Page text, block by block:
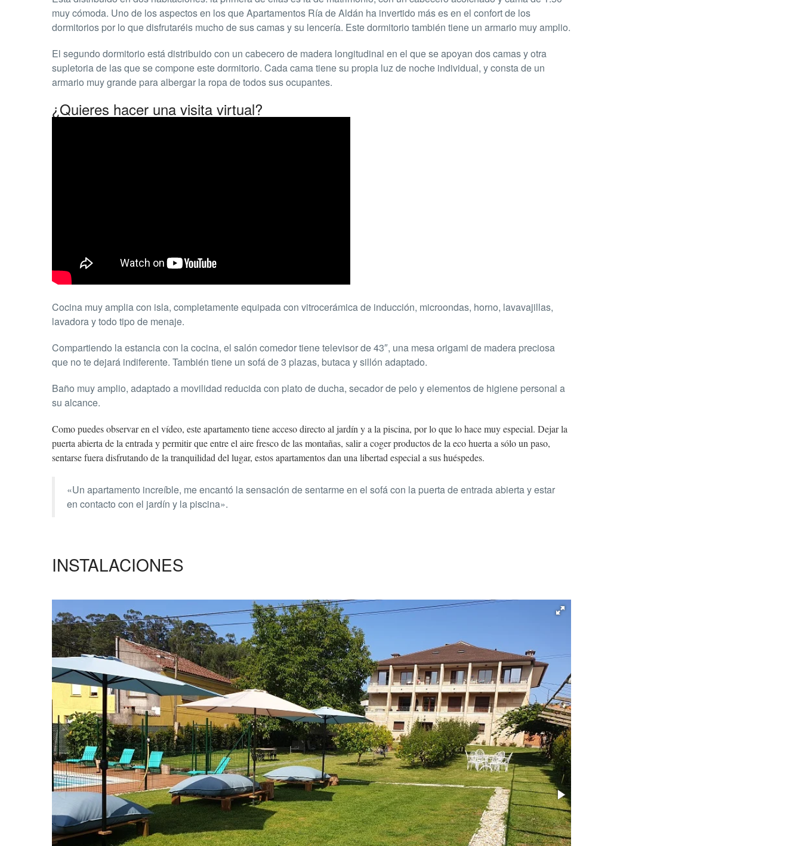
muy cómoda. Uno de los aspectos en los que Apartamentos Ría de Aldán ha invertido más es en el confort de los
dormitorios por lo que disfrutaréis mucho de sus camas y su lencería. Este dormitorio también tiene un armario muy amplio.
El segundo dormitorio está distribuido con un cabecero de madera longitudinal en el que se apoyan dos camas y otra
supletoria de las que se compone este dormitorio. Cada cama tiene su propia luz de noche individual, y consta de un
armario muy grande para albergar la ropa de todos sus ocupantes.
¿Quieres hacer una visita virtual?
Cocina muy amplia con isla, completamente equipada con vitrocerámica de inducción, microondas, horno, lavavajillas,
lavadora y todo tipo de menaje.
Compartiendo la estancia con la cocina, el salón comedor tiene televisor de 43″, una mesa origami de madera preciosa
que no te dejará indiferente. También tiene un sofá de 3 plazas, butaca y sillón adaptado.
Baño muy amplio, adaptado a movilidad reducida con plato de ducha, secador de pelo y elementos de higiene personal a
su alcance.
Como puedes observar en el vídeo, este apartamento tiene acceso directo al jardín y a la piscina, por lo que lo hace muy especial. Dejar la
puerta abierta de la entrada y permitir que entre el aire fresco de las montañas, salir a coger productos de la eco huerta a sólo un paso,
sentarse fuera disfrutando de la tranquilidad del lugar, estos apartamentos dan una libertad especial a sus huéspedes.
«Un apartamento increíble, me encantó la sensación de sentarme en el sofá con la puerta de entrada abierta y estar
en contacto con el jardín y la piscina».
INSTALACIONES